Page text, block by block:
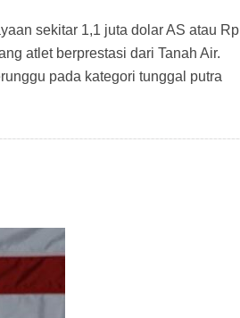
sekitar 1,1 juta dolar AS atau Rp
atlet berprestasi dari Tanah Air.
pada kategori tunggal putra